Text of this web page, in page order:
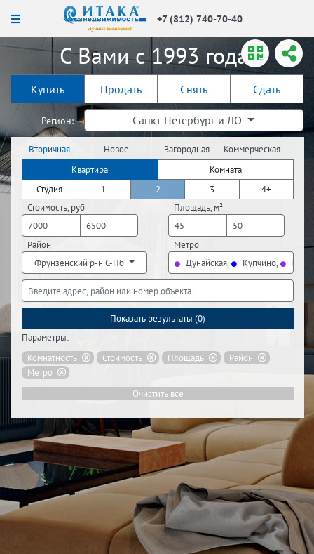
+7 (812) 740-70-40
С Вами с 1993 года!
Купить Продать Снять Сдать
Регион: Санкт-Петербург и ЛО
Вторичная
недвижимость
Новое
строительство
Загородная
недвижимость
Коммерческая
недвижимость
Квартира
Комната
Студия
1 2 3
4+
Стоимость, руб
Площадь, м²
Район
Фрунзенский р-н С-Пб
Метро
Дунайская,
Купчино,
Показать результаты (0)
Параметры:
Комнатность
Стоимость Площадь
Район
Метро
Очистить все